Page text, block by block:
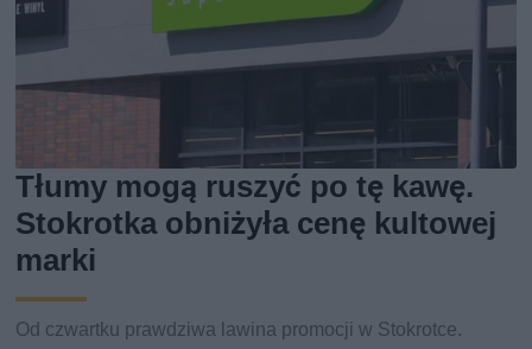
Tłumy mogą ruszyć po tę kawę.
Stokrotka obniżyła cenę kultowej
marki
Od czwartku prawdziwa lawina promocji w Stokrotce.